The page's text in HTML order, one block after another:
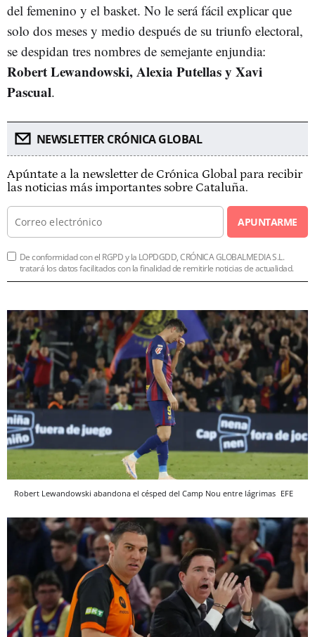
del femenino y el basket. No le será fácil explicar que
solo dos meses y medio después de su triunfo electoral,
se despidan tres nombres de semejante enjundia:
Robert Lewandowski, Alexia Putellas y Xavi
Pascual.
NEWSLETTER CRÓNICA GLOBAL
Apúntate a la newsletter de Crónica Global para recibir
las noticias más importantes sobre Cataluña.
APUNTARME
De conformidad con el RGPD y la LOPDGDD, CRÓNICA GLOBALMEDIA S.L.
tratará los datos facilitados con la finalidad de remitirle noticias de actualidad.
Robert Lewandowski abandona el césped del Camp Nou entre lágrimas EFE